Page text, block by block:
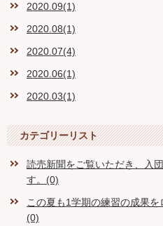
2020.09(1)
2020.08(1)
2020.07(4)
2020.06(1)
2020.03(1)
カテゴリーリスト
読売新聞をご覧いただき、入
す。(0)
この夏も1学期の練習の成果を
(0)